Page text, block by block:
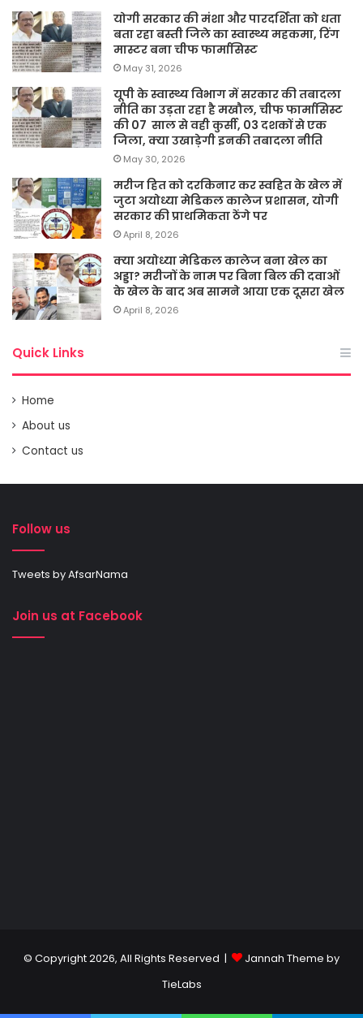
योगी सरकार की मंशा और पारदर्शिता को धता
बता रहा बस्ती जिले का स्वास्थ्य महकमा, रिंग
मास्टर बना चीफ फार्मासिस्ट
May 31, 2026
यूपी के स्वास्थ्य विभाग में सरकार की तबादला
नीति का उड़ता रहा है मखौल, चीफ फार्मासिस्ट
की 07 साल से वही कुर्सी, 03 दशकों से एक
जिला, क्या उखाड़ेगी इनकी तबादला नीति
May 30, 2026
मरीज हित को दरकिनार कर स्वहित के खेल में
जुटा अयोध्या मेडिकल कालेज प्रशासन, योगी
सरकार की प्राथमिकता ठेंगे पर
April 8, 2026
क्या अयोध्या मेडिकल कालेज बना खेल का
अड्डा? मरीजों के नाम पर बिना बिल की दवाओं
के खेल के बाद अब सामने आया एक दूसरा खेल
April 8, 2026
Quick Links
Home
About us
Contact us
Follow us
Tweets by AfsarNama
Join us at Facebook
© Copyright 2026, All Rights Reserved |
Jannah Theme by
TieLabs